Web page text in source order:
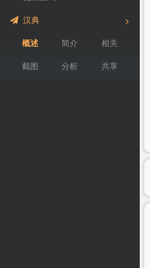
汉典
概述 简介 相关
截图 分析 共享